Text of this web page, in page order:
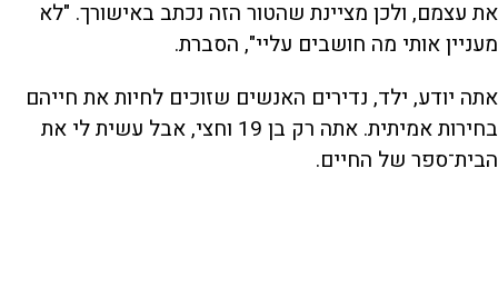
את עצמם, ולכן מציינת שהטור הזה נכתב באישורך. "לא
מעניין אותי מה חושבים עליי", הסברת.
אתה יודע, ילד, נדירים האנשים שזוכים לחיות את חייהם
בחירות אמיתית. אתה רק בן 19 וחצי, אבל עשית לי את
הבית־ספר של החיים.